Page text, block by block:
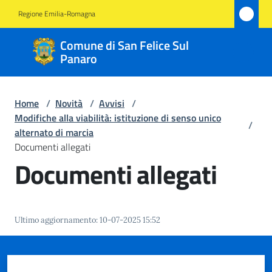
Regione Emilia-Romagna
Comune di San Felice Sul
Panaro
Comune
di San
Felice
Sul
Panaro
Amministrazione
Menu selezionato
Servizi
Home / Novità / Avvisi /
Modifiche alla viabilità: istituzione di senso unico
alternato di marcia
/
Documenti allegati
Documenti allegati
Ultimo aggiornamento:10-07-2025 15:52